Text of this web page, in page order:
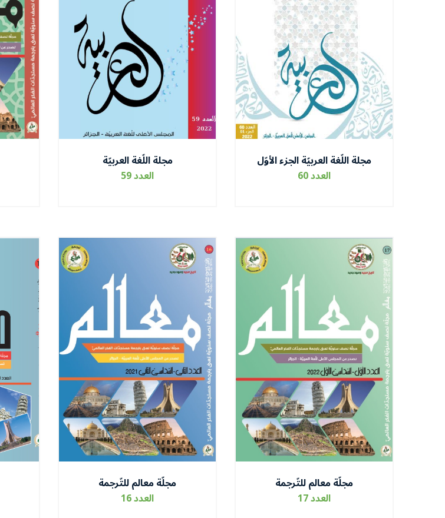
مجلة اللّغة العربيّة الجزء الأوّل
العدد 60
مجلة اللّغة العربيّة
العدد 59
مجلّة معالم للتّرجمة
العدد 17
مجلّة معالم للتّرجمة
العدد 16